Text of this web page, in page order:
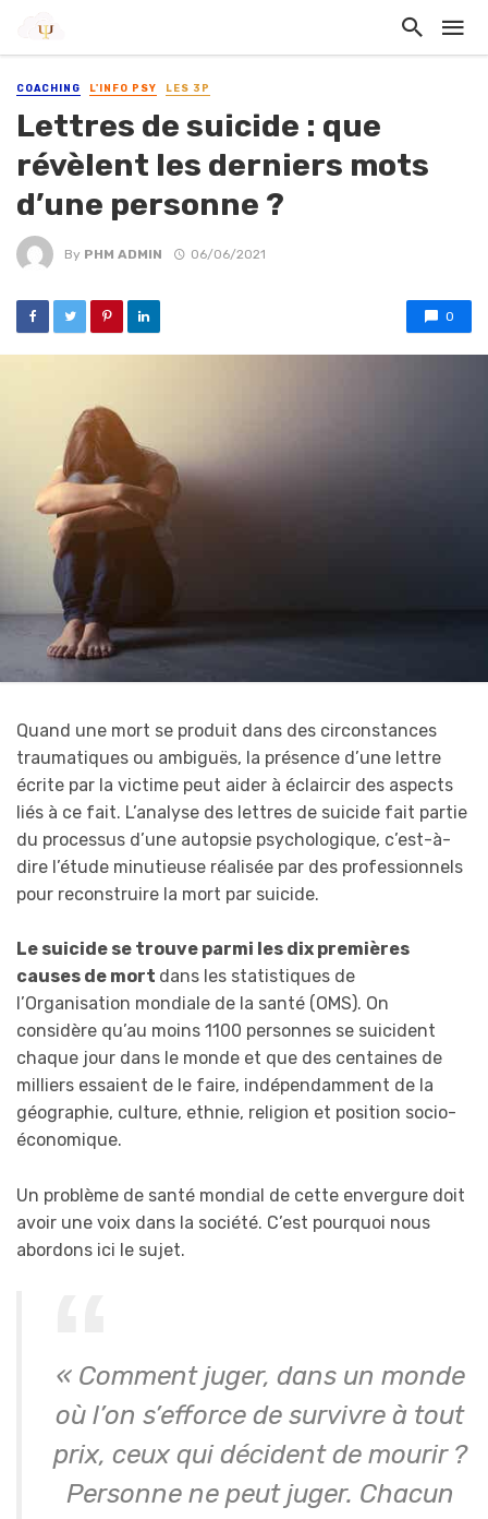
COACHING L'INFO PSY LES 3P
Lettres de suicide : que
révèlent les derniers mots
d’une personne ?
By PHM ADMIN 06/06/2021
0
Quand une mort se produit dans des circonstances
traumatiques ou ambiguës, la présence d’une lettre
écrite par la victime peut aider à éclaircir des aspects
liés à ce fait. L’analyse des lettres de suicide fait partie
du processus d’une autopsie psychologique, c’est-à-
dire l’étude minutieuse réalisée par des professionnels
pour reconstruire la mort par suicide.
Le suicide se trouve parmi les dix premières
causes de mort dans les statistiques de
l’Organisation mondiale de la santé (OMS). On
considère qu’au moins 1100 personnes se suicident
chaque jour dans le monde et que des centaines de
milliers essaient de le faire, indépendamment de la
géographie, culture, ethnie, religion et position socio-
économique.
Un problème de santé mondial de cette envergure doit
avoir une voix dans la société. C’est pourquoi nous
abordons ici le sujet.
« Comment juger, dans un monde
où l’on s’efforce de survivre à tout
prix, ceux qui décident de mourir ?
Personne ne peut juger. Chacun